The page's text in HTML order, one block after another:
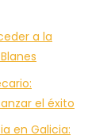
a la
el éxito
en Galicia: